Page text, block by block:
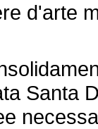
d'arte
Santa